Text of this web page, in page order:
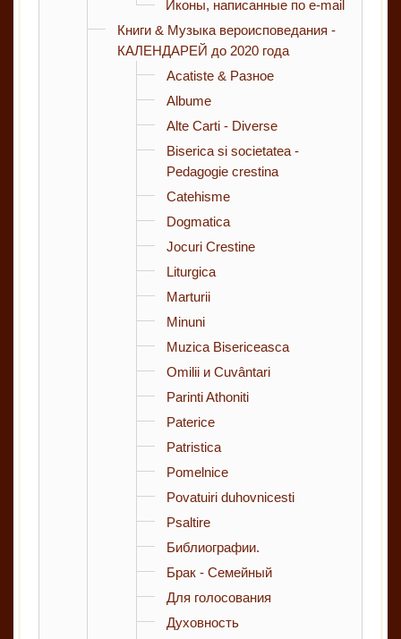
Иконы, написанные по e-mail
Книги & Музыка вероисповедания -
КАЛЕНДАРЕЙ до 2020 года
Acatiste & Разное
Albume
Alte Carti - Diverse
Biserica si societatea -
Pedagogie crestina
Catehisme
Dogmatica
Jocuri Crestine
Liturgica
Marturii
Minuni
Muzica Bisericeasca
Omilii и Cuvântari
Parinti Athoniti
Paterice
Patristica
Pomelnice
Povatuiri duhovnicesti
Psaltire
Библиографии.
Брак - Семейный
Для голосования
Духовность